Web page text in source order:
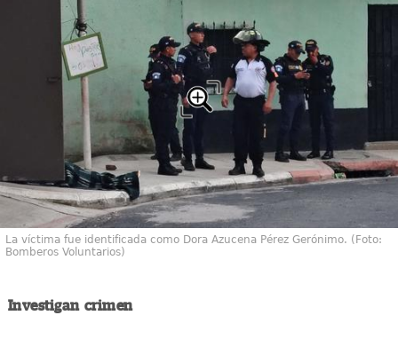
La víctima fue identificada como Dora Azucena Pérez Gerónimo. (Foto:
Bomberos Voluntarios)
Investigan crimen